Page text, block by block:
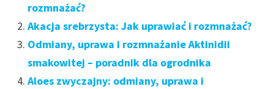
rozmnażać?
Akacja srebrzysta: Jak uprawiać i rozmnażać?
Odmiany, uprawa i rozmnażanie Aktinidii
smakowitej – poradnik dla ogrodnika
Aloes zwyczajny: odmiany, uprawa i